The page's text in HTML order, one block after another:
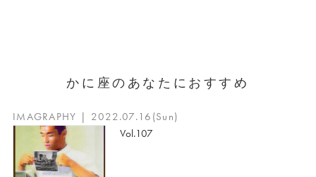
かに座のあなたにおすすめ
IMAGRAPHY | 2022.07.16(Sun)
Vol.107